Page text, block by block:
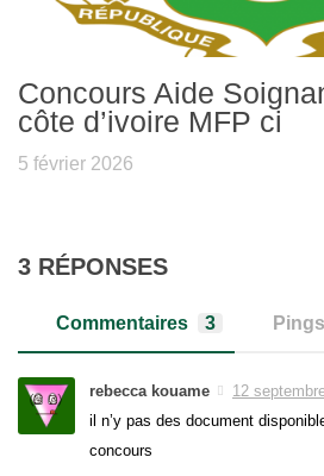
Concours Aide
côte d’ivoire MFP ci
5 février 2026
3 RÉPONSES
Commentaires 3 Pings
rebecca kouame
12
il n’y pas des document
concours